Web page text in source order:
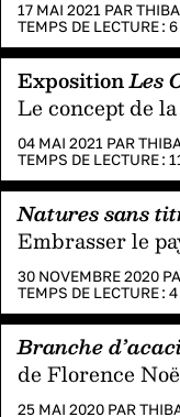
17 MAI 2021 PAR
TEMPS DE LECTURE : 6
ExpositionLes
Le concept de
04 MAI 2021 PAR
TEMPS DE LECTURE :
Natures sans
Embrasser le
30 NOVEMBRE 2020
TEMPS DE LECTURE : 4
Branche
de Florence
25 MAI 2020 PAR